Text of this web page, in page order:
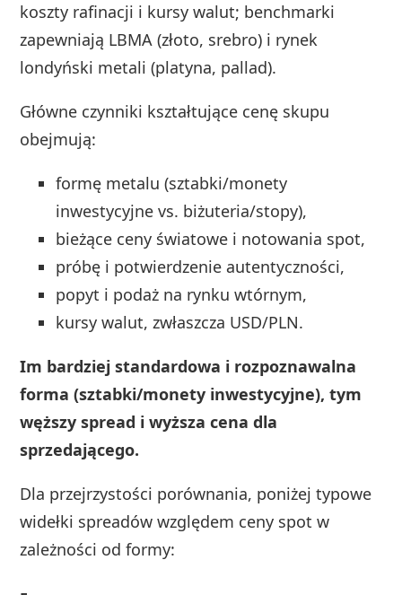
koszty rafinacji i kursy walut; benchmarki
zapewniają LBMA (złoto, srebro) i rynek
londyński metali (platyna, pallad).
Główne czynniki kształtujące cenę skupu
obejmują:
formę metalu (sztabki/monety
inwestycyjne vs. biżuteria/stopy),
bieżące ceny światowe i notowania spot,
próbę i potwierdzenie autentyczności,
popyt i podaż na rynku wtórnym,
kursy walut, zwłaszcza USD/PLN.
Im bardziej standardowa i rozpoznawalna
forma (sztabki/monety inwestycyjne), tym
węższy spread i wyższa cena dla
sprzedającego.
Dla przejrzystości porównania, poniżej typowe
widełki spreadów względem ceny spot w
zależności od formy: